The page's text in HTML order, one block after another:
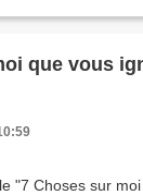
que vous